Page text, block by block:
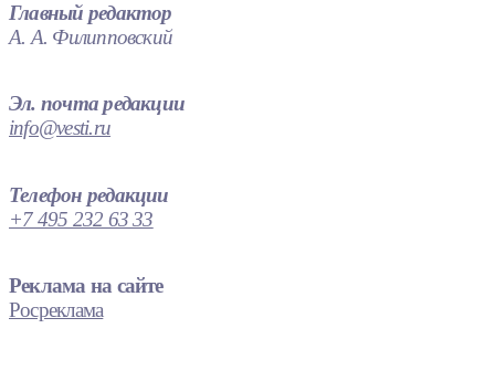
Главный редактор
А. А. Филипповский
Эл. почта редакции
info@vesti.ru
Телефон редакции
+7 495 232 63 33
Реклама на сайте
Росреклама